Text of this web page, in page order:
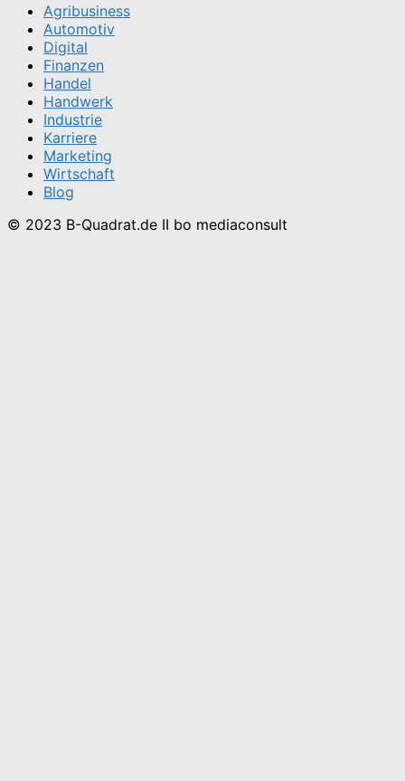
Agribusiness
Automotiv
Digital
Finanzen
Handel
Handwerk
Industrie
Karriere
Marketing
Wirtschaft
Blog
© 2023 B-Quadrat.de II bo mediaconsult